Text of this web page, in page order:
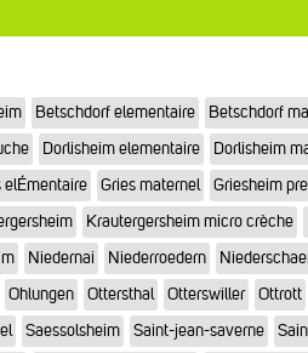
Betschdorf elementaire Betschdorf
Dorlisheim elementaire Dorlisheim
elÉmentaire Gries maternel Griesheim
Krautergersheim micro crèche
Niedernai Niederroedern
Ohlungen Ottersthal Otterswiller Ottrott
Saessolsheim Saint-jean-saverne